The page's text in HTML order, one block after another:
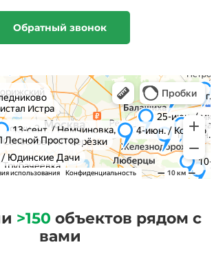
Обратный звонок
>150 объектов рядом с
вами